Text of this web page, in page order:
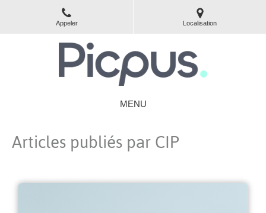
Appeler Localisation
MENU
Articles publiés par CIP